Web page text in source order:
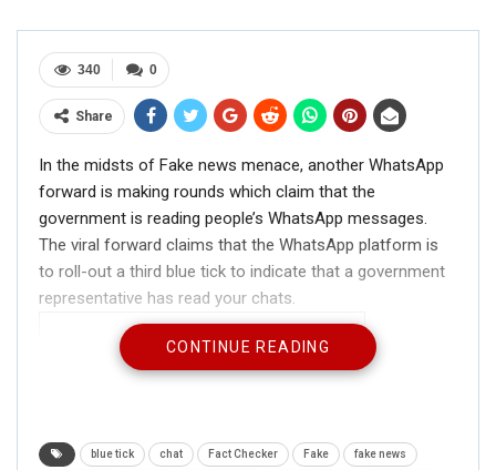
0
340
Share
In the midsts of Fake news menace, another WhatsApp
forward is making rounds which claim that the
government is reading people’s WhatsApp messages.
The viral forward claims that the WhatsApp platform is
to roll-out a third blue tick to indicate that a government
representative has read your chats.
CONTINUE READING
blue tick chat Fact Checker Fake fake news